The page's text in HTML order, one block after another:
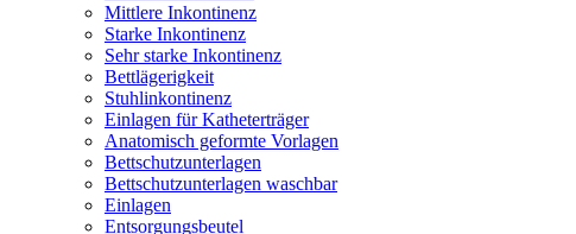
Mittlere Inkontinenz
Starke Inkontinenz
Sehr starke Inkontinenz
Bettlägerigkeit
Stuhlinkontinenz
Einlagen für Katheterträger
Anatomisch geformte Vorlagen
Bettschutzunterlagen
Bettschutzunterlagen waschbar
Einlagen
Entsorgungsbeutel